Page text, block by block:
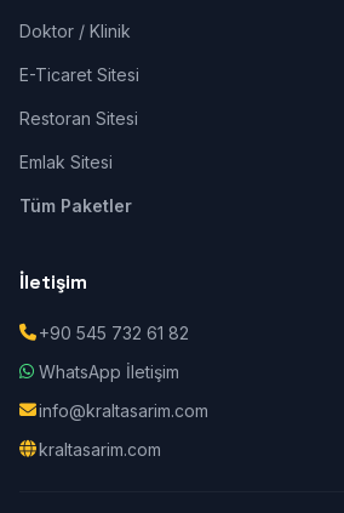
Doktor / Klinik
E-Ticaret Sitesi
Restoran Sitesi
Emlak Sitesi
Tüm Paketler
İletişim
+90 545 732 61 82
WhatsApp İletişim
info@kraltasarim.com
kraltasarim.com